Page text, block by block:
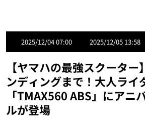
2025/12/04 07:00 2025/12/05 13:58
【ヤマハの最強スクータ
ンディングまで！大人ライ
「TMAX560 ABS」にアニ
ルが登場